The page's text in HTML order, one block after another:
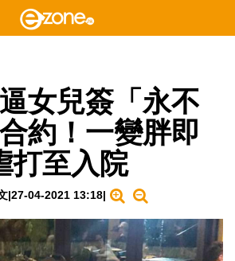
女兒簽「永不
約！一變胖即
打至入院
|27-04-2021 13:18|